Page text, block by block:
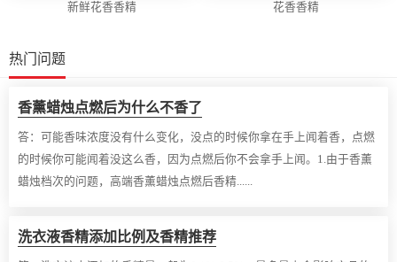
新鲜花香香精 花香香精
热门问题
香薰蜡烛点燃后为什么不香了
答：
可能香味浓度没有什么变化，没点的时候你拿在手上闻着香，点燃
的时候你可能闻着没这么香，因为点燃后你不会拿手上闻。1.由于香薰
蜡烛档次的问题，高端香薰蜡烛点燃后香精......
洗衣液香精添加比例及香精推荐